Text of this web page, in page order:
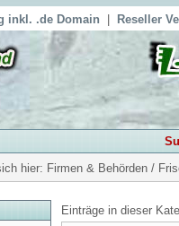
inkl. .de Domain Reseller
hier: Firmen & Behörden /
Einträge in dieser